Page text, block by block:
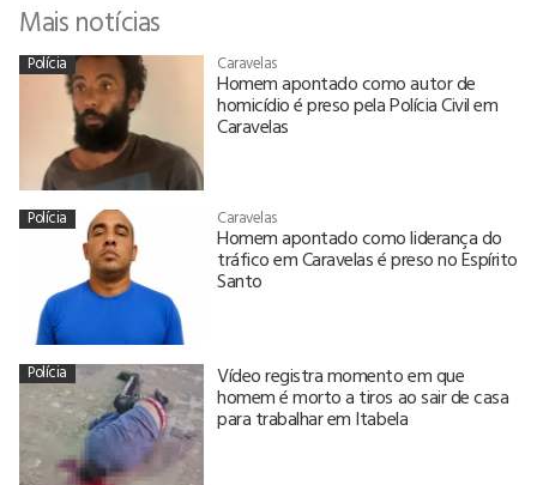
Mais notícias
Polícia Caravelas
Homem apontado como autor de
homicídio é preso pela Polícia Civil em
Caravelas
Polícia Caravelas
Homem apontado como liderança do
tráfico em Caravelas é preso no Espírito
Santo
Polícia Vídeo registra momento em que
homem é morto a tiros ao sair de casa
para trabalhar em Itabela